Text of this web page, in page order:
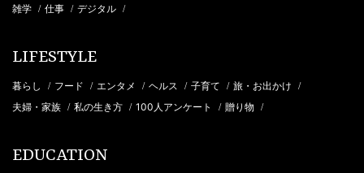
雑学 / 仕事 / デジタル /
LIFESTYLE
暮らし / フード / エンタメ / ヘルス / 子育て / 旅・お出かけ /
夫婦・家族 / 私の生き方 / 100人アンケート / 贈り物 /
EDUCATION